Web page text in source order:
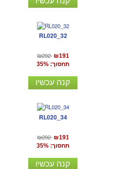
RL020_32
₪292 ₪191
תחסוך: 35%
קנה עכשיו
RL020_34
₪292 ₪191
תחסוך: 35%
קנה עכשיו